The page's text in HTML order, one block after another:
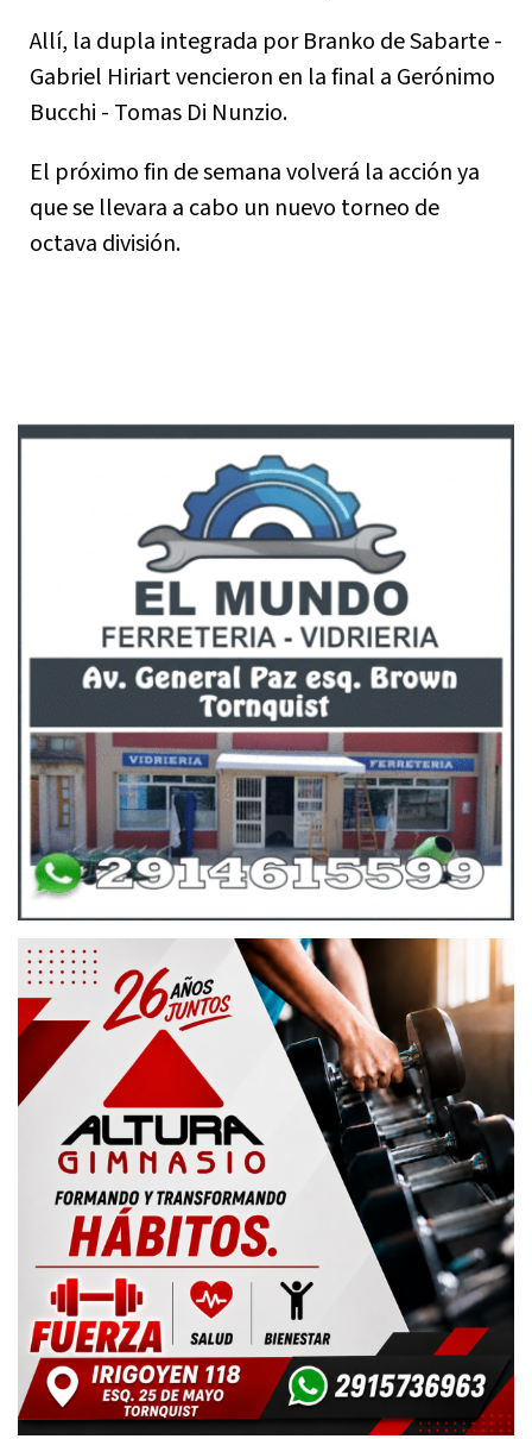
Allí, la dupla integrada por Branko de Sabarte -
Gabriel Hiriart vencieron en la final a Gerónimo
Bucchi - Tomas Di Nunzio.
El próximo fin de semana volverá la acción ya
que se llevara a cabo un nuevo torneo de
octava división.